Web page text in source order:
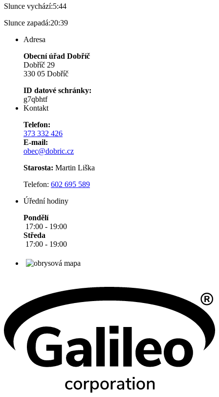
Slunce vychází:5:44
Slunce zapadá:20:39
Adresa
Obecní úřad Dobříč
Dobříč 29
330 05 Dobříč
ID datové schránky:
g7qbhtf
Kontakt
Telefon:
373 332 426
E-mail:
obec@dobric.cz
Starosta: Martin Liška
Telefon: 602 695 589
Úřední hodiny
Pondělí
17:00 - 19:00
Středa
17:00 - 19:00